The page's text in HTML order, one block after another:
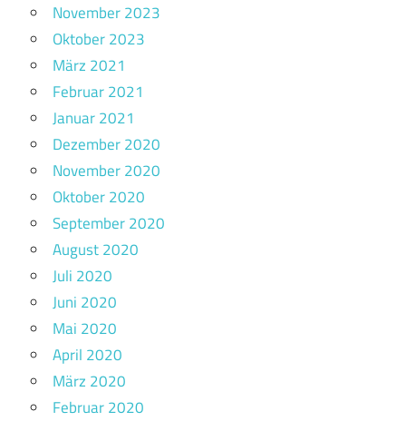
November 2023
Oktober 2023
März 2021
Februar 2021
Januar 2021
Dezember 2020
November 2020
Oktober 2020
September 2020
August 2020
Juli 2020
Juni 2020
Mai 2020
April 2020
März 2020
Februar 2020